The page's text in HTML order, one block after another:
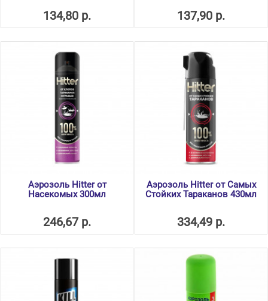
134,80 р. 137,90 р.
Аэрозоль Hitter от
Насекомых 300мл
246,67 р.
Аэрозоль Hitter от Самых
Стойких Тараканов 430мл
334,49 р.